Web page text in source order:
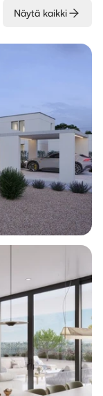
Näytä kaikki